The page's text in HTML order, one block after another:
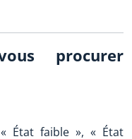
procurer
État faible », « État